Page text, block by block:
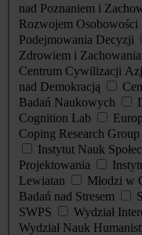
nad Poznaniem i
Rozwojem Osobowości
Podejmowania Decyzji
Zdrowiem i
Centrum Cywilizacji
nad Demokracją
Badań Naukowych
Cognition Lab
Coping Research Group
Instytut Nauk
Projektowania
Lewiatan
Młodzi w
Badań nad Stresem
SWPS
Wydział
Wydział Nauk